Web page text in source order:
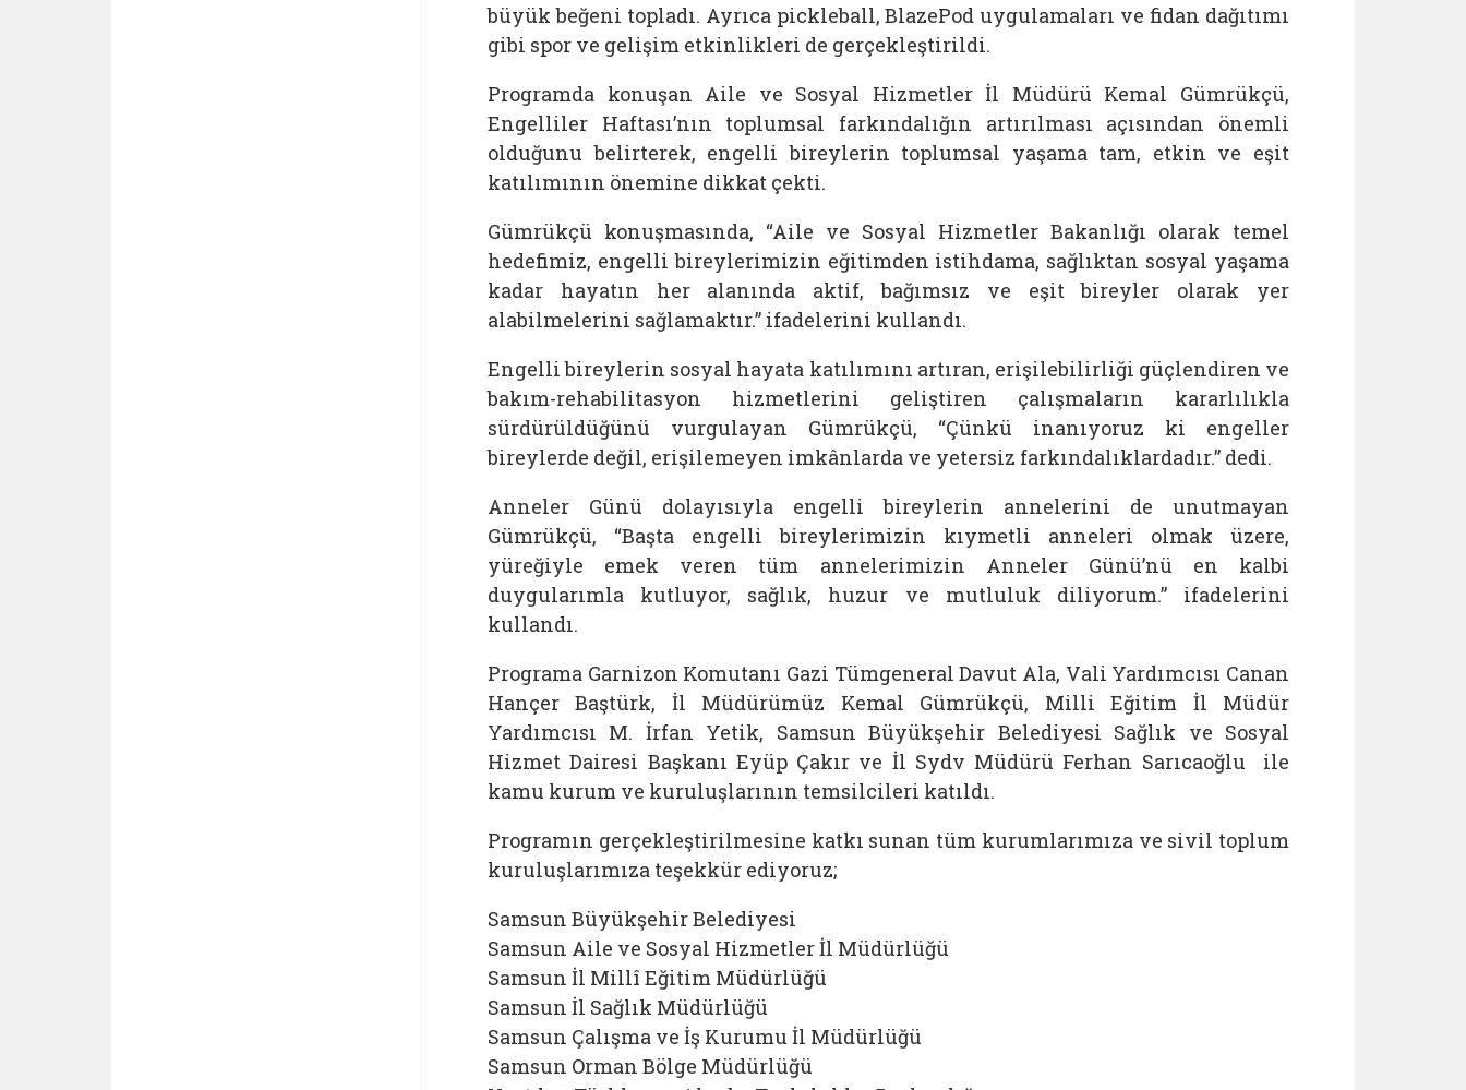
büyük beğeni topladı. Ayrıca pickleball, BlazePod uygulamaları ve fidan dağıtımı
gibi spor ve gelişim etkinlikleri de gerçekleştirildi.
Programda konuşan Aile ve Sosyal Hizmetler İl Müdürü Kemal Gümrükçü,
Engelliler Haftası’nın toplumsal farkındalığın artırılması açısından önemli
olduğunu belirterek, engelli bireylerin toplumsal yaşama tam, etkin ve eşit
katılımının önemine dikkat çekti.
Gümrükçü konuşmasında, “Aile ve Sosyal Hizmetler Bakanlığı olarak temel
hedefimiz, engelli bireylerimizin eğitimden istihdama, sağlıktan sosyal yaşama
kadar hayatın her alanında aktif, bağımsız ve eşit bireyler olarak yer
alabilmelerini sağlamaktır.” ifadelerini kullandı.
Engelli bireylerin sosyal hayata katılımını artıran, erişilebilirliği güçlendiren ve
bakım-rehabilitasyon hizmetlerini geliştiren çalışmaların kararlılıkla
sürdürüldüğünü vurgulayan Gümrükçü, “Çünkü inanıyoruz ki engeller
bireylerde değil, erişilemeyen imkânlarda ve yetersiz farkındalıklardadır.” dedi.
Anneler Günü dolayısıyla engelli bireylerin annelerini de unutmayan
Gümrükçü, “Başta engelli bireylerimizin kıymetli anneleri olmak üzere,
yüreğiyle emek veren tüm annelerimizin Anneler Günü’nü en kalbi
duygularımla kutluyor, sağlık, huzur ve mutluluk diliyorum.” ifadelerini
kullandı.
Programa Garnizon Komutanı Gazi Tümgeneral Davut Ala, Vali Yardımcısı Canan
Hançer Baştürk, İl Müdürümüz Kemal Gümrükçü, Milli Eğitim İl Müdür
Yardımcısı M. İrfan Yetik, Samsun Büyükşehir Belediyesi Sağlık ve Sosyal
Hizmet Dairesi Başkanı Eyüp Çakır ve İl Sydv Müdürü Ferhan Sarıcaoğlu ile
kamu kurum ve kuruluşlarının temsilcileri katıldı.
Programın gerçekleştirilmesine katkı sunan tüm kurumlarımıza ve sivil toplum
kuruluşlarımıza teşekkür ediyoruz;
Samsun Büyükşehir Belediyesi
Samsun Aile ve Sosyal Hizmetler İl Müdürlüğü
Samsun İl Millî Eğitim Müdürlüğü
Samsun İl Sağlık Müdürlüğü
Samsun Çalışma ve İş Kurumu İl Müdürlüğü
Samsun Orman Bölge Müdürlüğü